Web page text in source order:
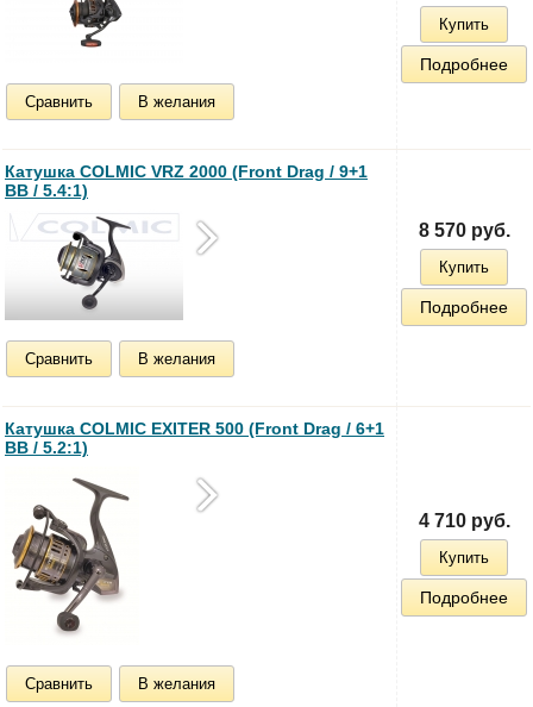
Сравнить В желания
Купить
Подробнее
Катушка COLMIC VRZ 2000 (Front Drag / 9+1
BB / 5.4:1)
Сравнить В желания
8 570 руб.
Купить
Подробнее
Катушка COLMIC EXITER 500 (Front Drag / 6+1
BB / 5.2:1)
Сравнить В желания
4 710 руб.
Купить
Подробнее